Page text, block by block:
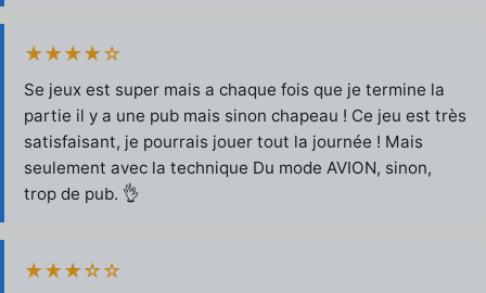
★★★★☆
Se jeux est super mais a chaque fois que je termine la
partie il y a une pub mais sinon chapeau ! Ce jeu est très
satisfaisant, je pourrais jouer tout la journée ! Mais
seulement avec la technique Du mode AVION, sinon,
trop de pub. 👌
★★★☆☆